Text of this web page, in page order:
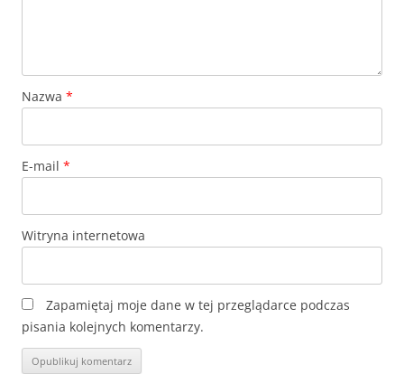
Nazwa *
E-mail *
Witryna internetowa
Zapamiętaj moje dane w tej przeglądarce podczas
pisania kolejnych komentarzy.